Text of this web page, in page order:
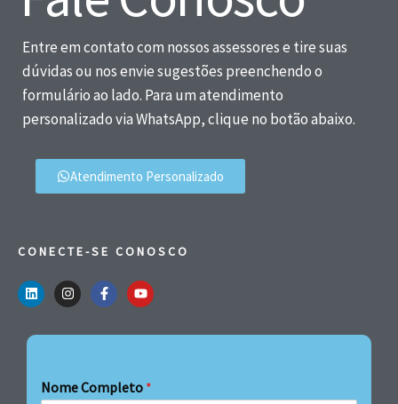
Entre em contato com nossos assessores e tire suas
dúvidas ou nos envie sugestões preenchendo o
formulário ao lado. Para um atendimento
personalizado via WhatsApp, clique no botão abaixo.
Atendimento Personalizado
CONECTE-SE CONOSCO
Nome Completo *